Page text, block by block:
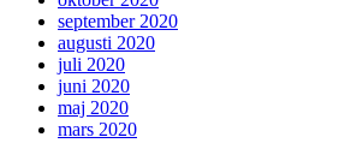
september 2020
augusti 2020
juli 2020
juni 2020
maj 2020
mars 2020